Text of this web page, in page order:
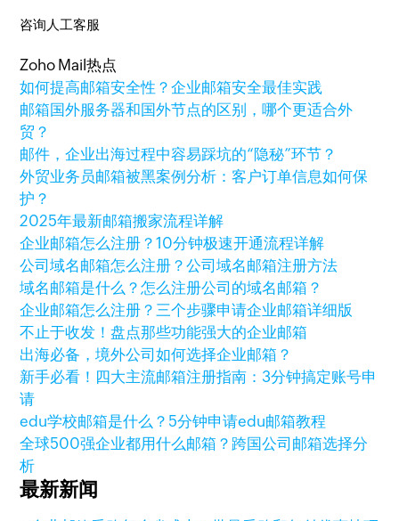
咨询人工客服
Zoho Mail热点
如何提高邮箱安全性？企业邮箱安全最佳实践
邮箱国外服务器和国外节点的区别，哪个更适合外
贸？
邮件，企业出海过程中容易踩坑的“隐秘”环节？
外贸业务员邮箱被黑案例分析：客户订单信息如何保
护？
2025年最新邮箱搬家流程详解
企业邮箱怎么注册？10分钟极速开通流程详解
公司域名邮箱怎么注册？公司域名邮箱注册方法
域名邮箱是什么？怎么注册公司的域名邮箱？
企业邮箱怎么注册？三个步骤申请企业邮箱详细版
不止于收发！盘点那些功能强大的企业邮箱
出海必备，境外公司如何选择企业邮箱？
新手必看！四大主流邮箱注册指南：3分钟搞定账号申
请
edu学校邮箱是什么？5分钟申请edu邮箱教程
全球500强企业都用什么邮箱？跨国公司邮箱选择分
析
最新新闻